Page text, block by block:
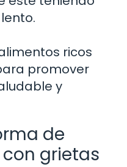
ricos
promover
y
de
grietas